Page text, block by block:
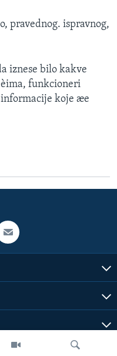
pravednog. ispravnog,
iznese bilo kakve
funkcioneri
koje æe